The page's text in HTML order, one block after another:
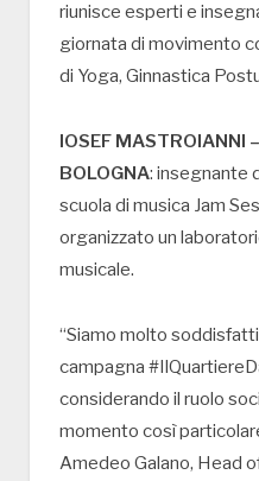
riunisce esperti e
giornata di movimento
di Yoga, Ginnastica
IOSEF MASTROIANNI
BOLOGNA: insegnante
scuola di musica Jam
organizzato un
musicale.
“Siamo molto
campagna
considerando il ruolo
momento così
Amedeo Galano, Head